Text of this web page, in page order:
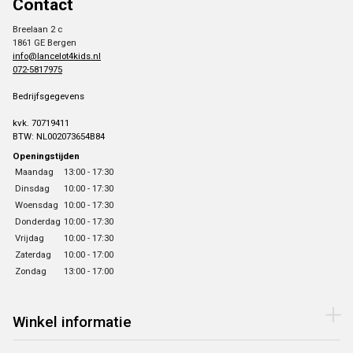
Contact
Breelaan 2 c
1861 GE Bergen
info@lancelot4kids.nl
072-5817975
Bedrijfsgegevens
kvk. 70719411
BTW: NL002073654B84
Openingstijden
Maandag
13:00 - 17:30
Dinsdag
10:00 - 17:30
Woensdag 10:00 - 17:30
Donderdag 10:00 - 17:30
Vrijdag
10:00 - 17:30
Zaterdag
10:00 - 17:00
Zondag
13:00 - 17:00
Winkel informatie